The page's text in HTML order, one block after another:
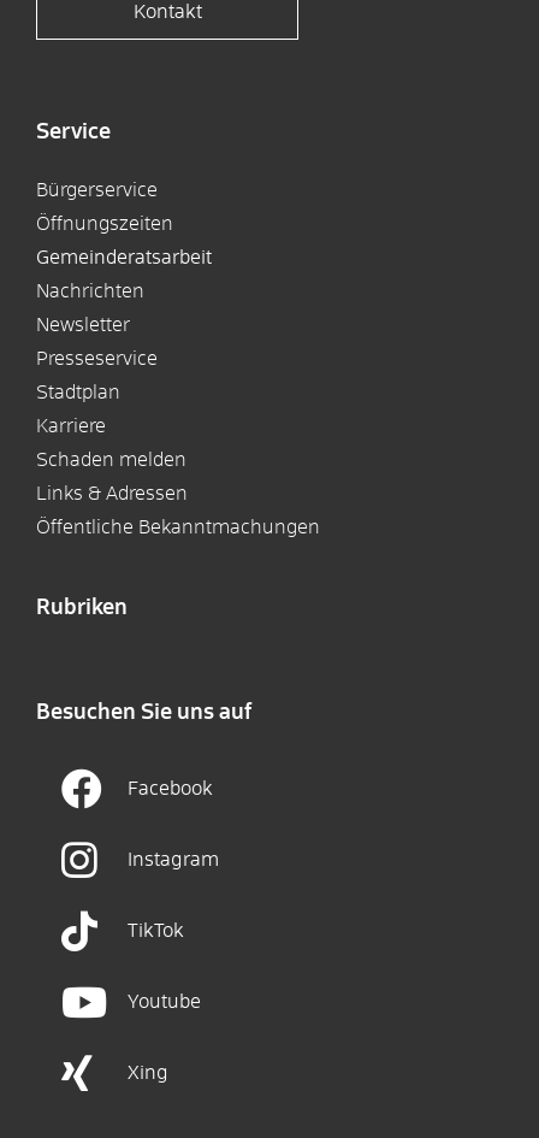
Kontakt
Service
Bürgerservice
Öffnungszeiten
Gemeinderatsarbeit
Nachrichten
Newsletter
Presseservice
Stadtplan
Karriere
Schaden melden
Links & Adressen
Öffentliche Bekanntmachungen
Rubriken
Besuchen Sie uns auf
Facebook
Instagram
TikTok
Youtube
Xing